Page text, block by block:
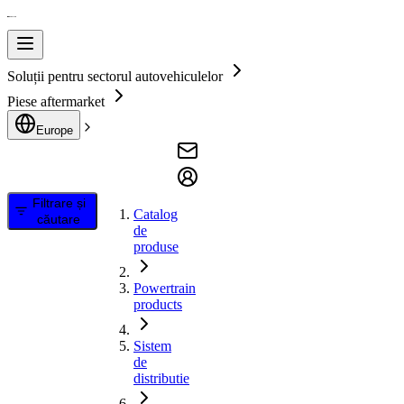
Soluții pentru sectorul autovehiculelor
Piese aftermarket
Europe
Filtrare și
căutare
Catalog
de
produse
Powertrain
products
Sistem
de
distributie